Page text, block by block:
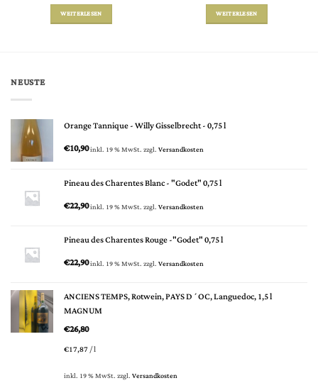
WEITERLESEN WEITERLESEN
NEUSTE
Orange Tannique - Willy Gisselbrecht - 0,75 l
€10,90inkl. 19 % MwSt.zzgl.Versandkosten
Pineau des Charentes Blanc - "Godet" 0,75 l
€22,90inkl. 19 % MwSt.zzgl.Versandkosten
Pineau des Charentes Rouge -"Godet" 0,75 l
€22,90inkl. 19 % MwSt.zzgl.Versandkosten
ANCIENS TEMPS, Rotwein, PAYS D´OC, Languedoc, 1,5 l
MAGNUM
€26,80
€17,87/l
inkl. 19 % MwSt.zzgl.Versandkosten